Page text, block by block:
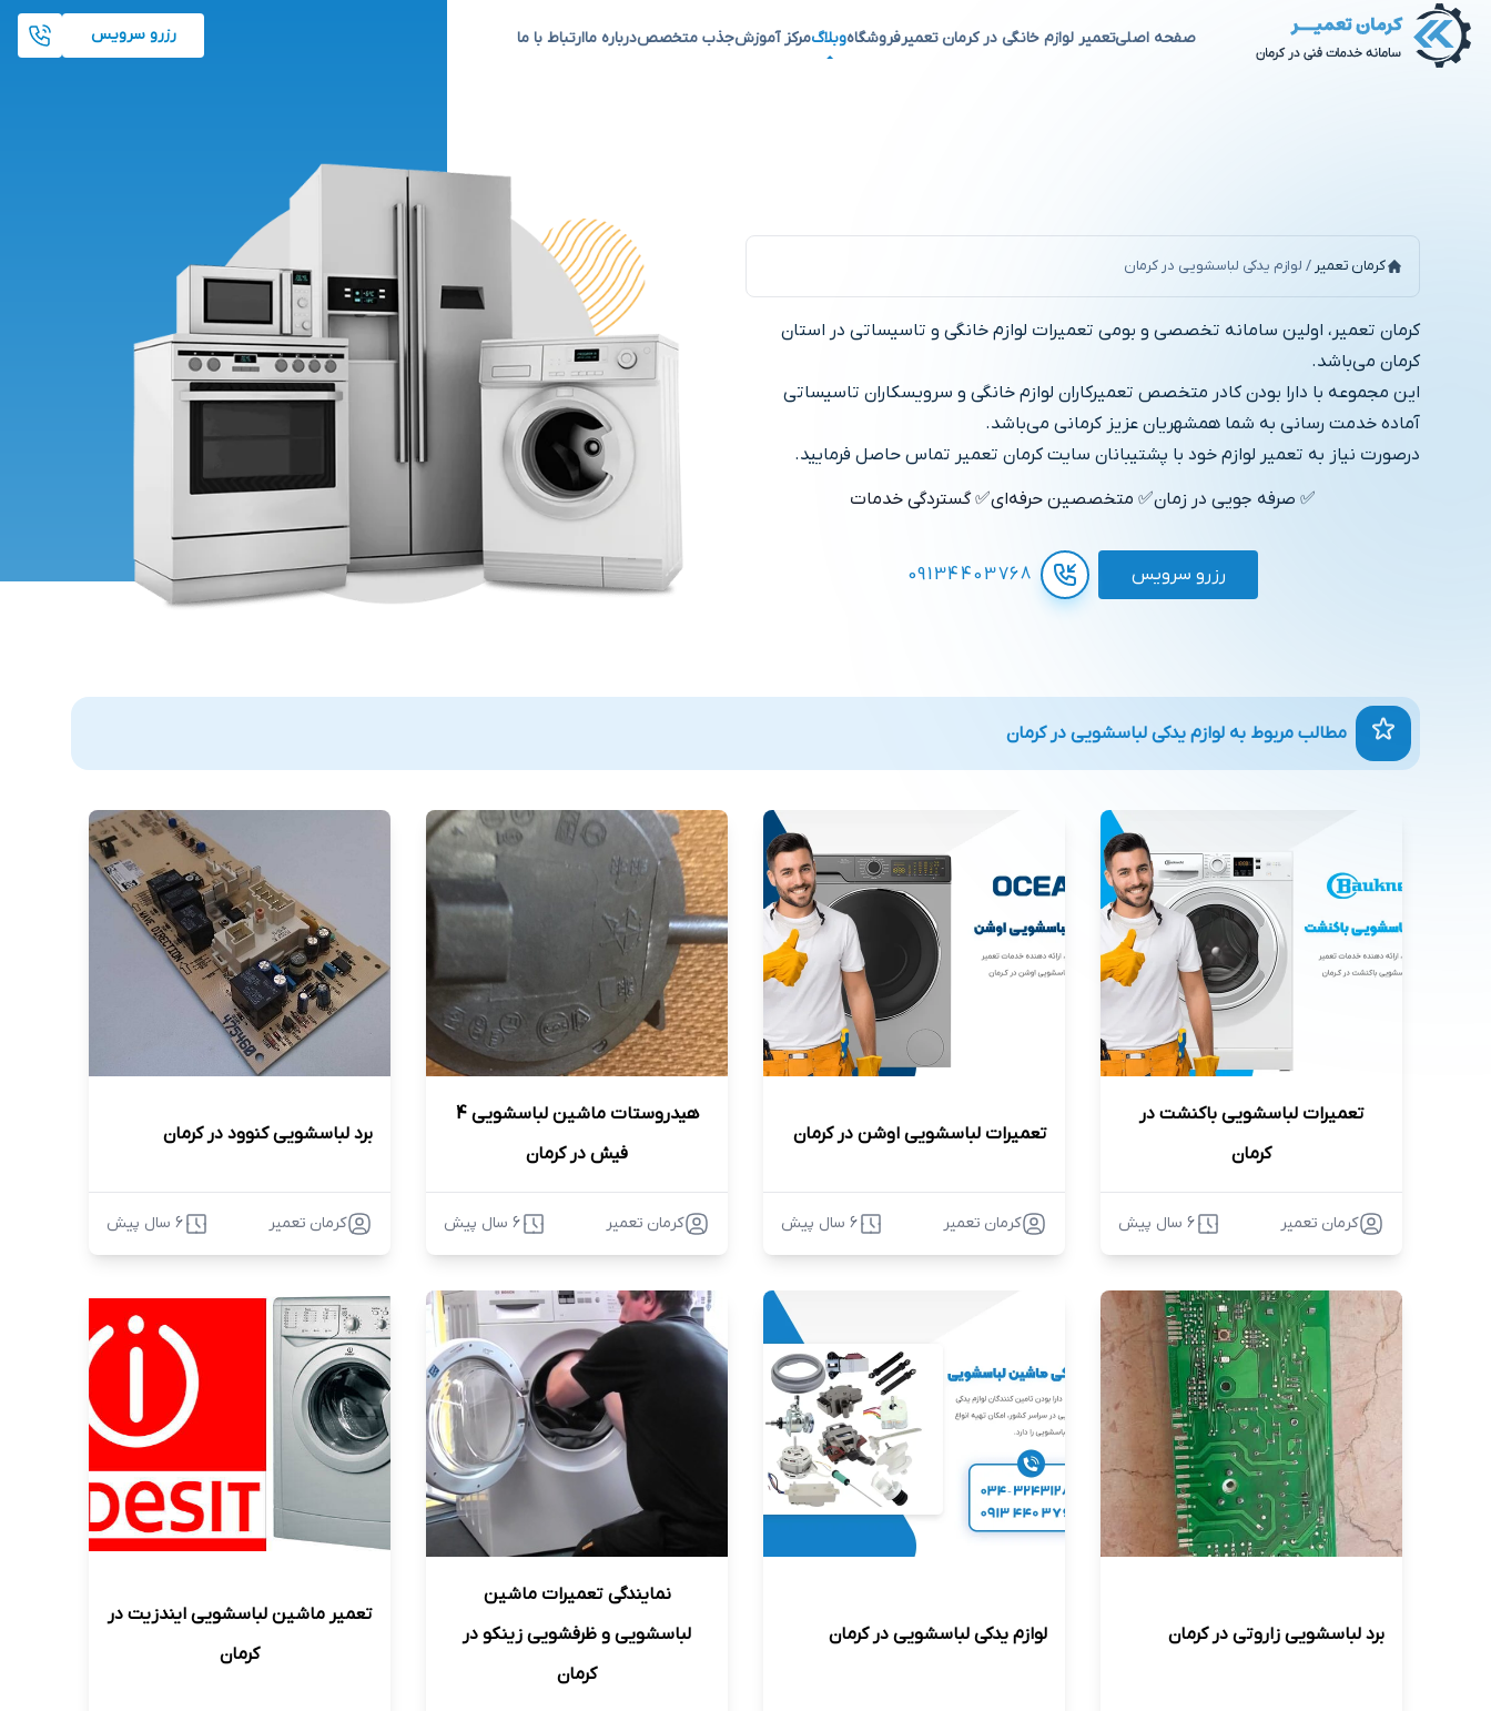
صفحه اصلیتعمیر لوازم خانگی در کرمان تعمیرفروشگاهوبلاگمرکز آموزشجذب متخصصدرباره ماارتباط با ما رزرو سرویس
کرمان تعمیر / لوازم یدکی لباسشویی در کرمان
کرمان تعمیر، اولین سامانه تخصصی و بومی تعمیرات لوازم خانگی و تاسیساتی در استان
کرمان می‌باشد.
این مجموعه با دارا بودن کادر متخصص تعمیرکاران لوازم خانگی و سرویسکاران تاسیساتی
آماده خدمت رسانی به شما همشهریان عزیز کرمانی می‌باشد.
درصورت نیاز به تعمیر لوازم خود با پشتیبانان سایت کرمان تعمیر تماس حاصل فرمایید.
✅ صرفه جویی در زمان✅ متخصصین حرفه‌ای✅ گستردگی خدمات
رزرو سرویس 09134403768
مطالب مربوط به لوازم یدکی لباسشویی در کرمان
تعمیرات لباسشویی باکنشت در
کرمان
کرمان تعمیر 6 سال پیش
تعمیرات لباسشویی اوشن در کرمان
کرمان تعمیر 6 سال پیش
هیدروستات ماشین لباسشویی 4
فیش در کرمان
کرمان تعمیر 6 سال پیش
برد لباسشویی کنوود در کرمان
کرمان تعمیر 6 سال پیش
برد لباسشویی زاروتی در کرمان لوازم یدکی لباسشویی در کرمان
نمایندگی تعمیرات ماشین
لباسشویی و ظرفشویی زینکو در
کرمان
تعمیر ماشین لباسشویی ایندزیت در
کرمان